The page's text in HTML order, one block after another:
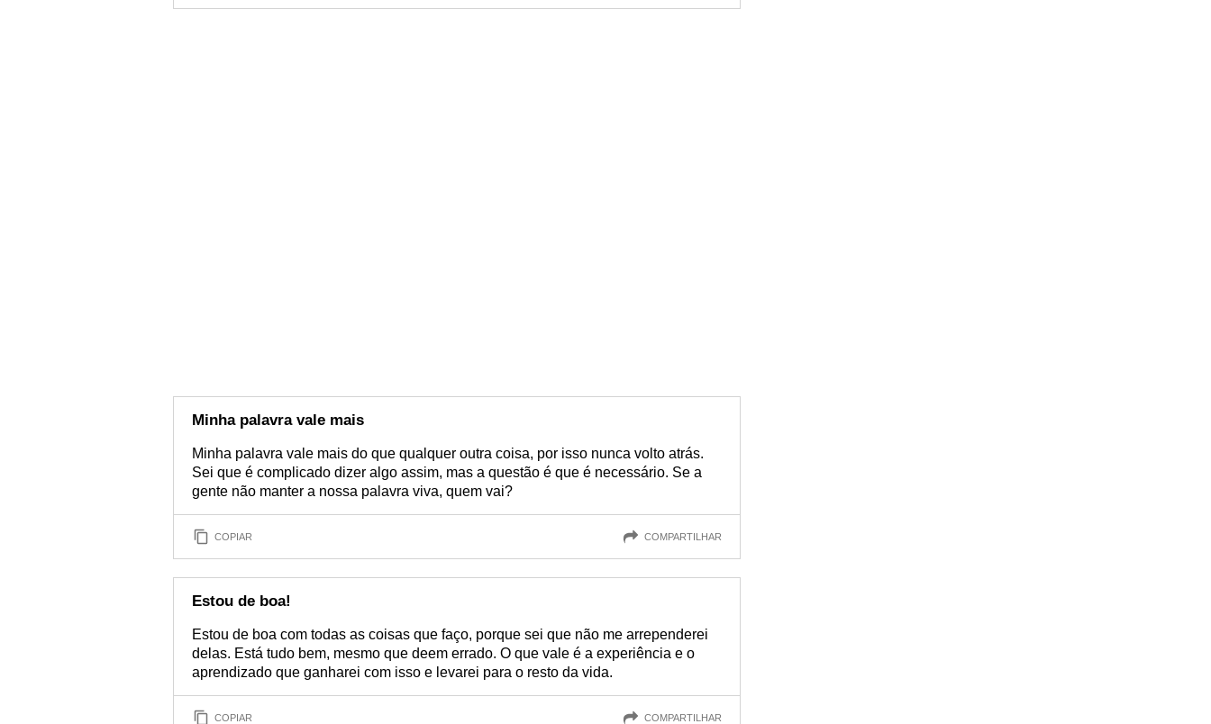
Minha palavra vale mais
Minha palavra vale mais do que qualquer outra coisa, por isso nunca volto atrás.
Sei que é complicado dizer algo assim, mas a questão é que é necessário. Se a
gente não manter a nossa palavra viva, quem vai?
COPIAR COMPARTILHAR
Estou de boa!
Estou de boa com todas as coisas que faço, porque sei que não me arrependerei
delas. Está tudo bem, mesmo que deem errado. O que vale é a experiência e o
aprendizado que ganharei com isso e levarei para o resto da vida.
COPIAR COMPARTILHAR